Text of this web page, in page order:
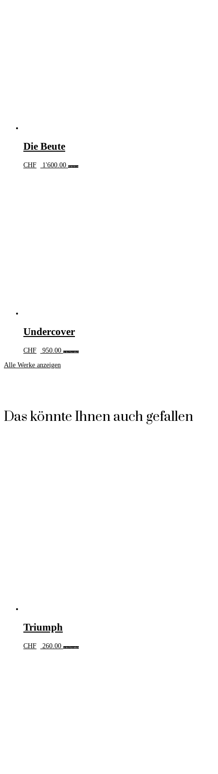
Die Beute
CHF 1'600.00 Weiterlesen
Undercover
CHF 950.00 In den Warenkorb
Alle Werke anzeigen
Das könnte Ihnen auch gefallen
Triumph
CHF 260.00 In den Warenkorb